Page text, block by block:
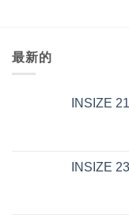
最新的
INSIZE
INSIZE